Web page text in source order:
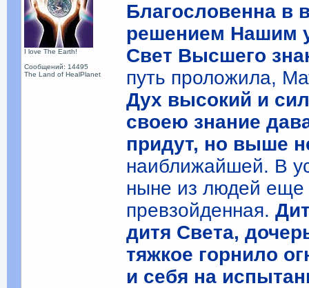
I love The Earth!
Сообщений: 14495
The Land of HealPlanet
Благословенна в
решением Нашим
Свет Высшего
путь проложила,
Дух высокий и
своею знание
придут, но выше
наиближайшей. В
ныне из людей еще
превзойденная.
дитя Света,
тяжкое горнило
и себя на